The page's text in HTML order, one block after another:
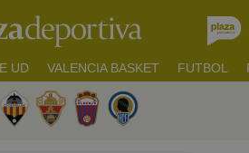
UD VALENCIA BASKET FUTBOL